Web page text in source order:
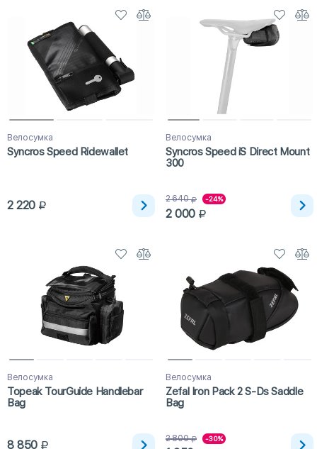
Велосумка
Syncros Speed Ridewallet
2 220
Велосумка
Syncros Speed iS Direct Mount
300
2 640 -24%
2 000
Велосумка
Topeak TourGuide Handlebar
Bag
8 850
Велосумка
Zefal Iron Pack 2 S-Ds Saddle
Bag
2 800 -30%